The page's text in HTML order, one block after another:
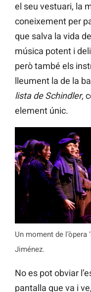
el seu vestuari, la
coneixement per
que salva la vida
música potent i
però també els
lleument la de la
lista de Schindler,
element únic.
Un moment de l’òpera
Jiménez.
No es pot obviar
pantalla que va i